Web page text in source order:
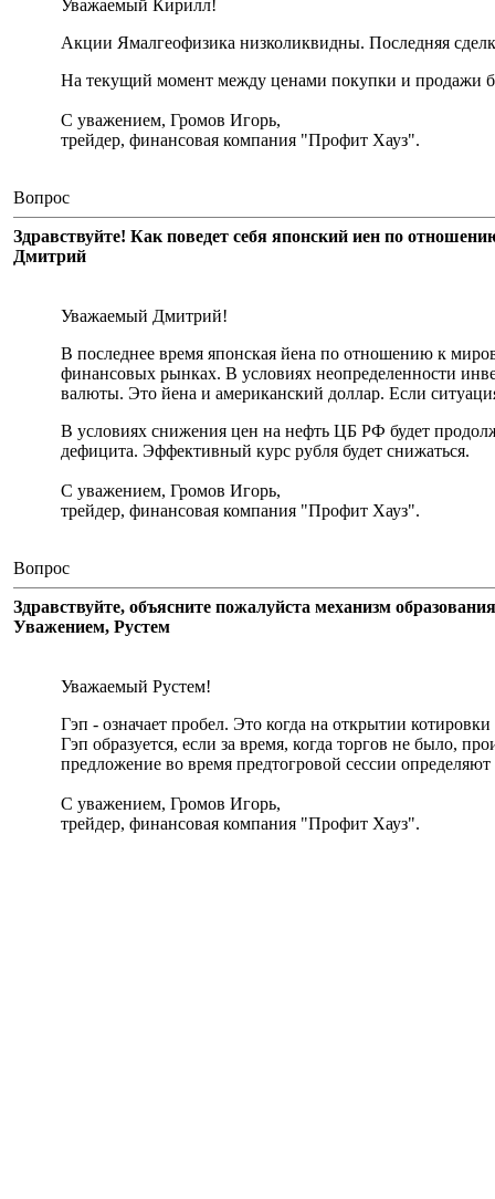
Уважаемый Кирилл!
Акции Ямалгеофизика низколиквидны. Последняя
На текущий момент между ценами покупки и продажи
С уважением, Громов Игорь,
трейдер, финансовая компания "Профит Хауз".
Вопрос
Здравствуйте! Как поведет себя японский иен по
Дмитрий
Уважаемый Дмитрий!
В последнее время японская йена по отношению к
финансовых рынках. В условиях неопределенности
валюты. Это йена и американский доллар. Если
В условиях снижения цен на нефть ЦБ РФ будет
дефицита. Эффективный курс рубля будет снижаться.
С уважением, Громов Игорь,
трейдер, финансовая компания "Профит Хауз".
Вопрос
Здравствуйте, объясните пожалуйста механизм
Уважением, Рустем
Уважаемый Рустем!
Гэп - означает пробел. Это когда на открытии
Гэп образуется, если за время, когда торгов не было,
предложение во время предтогровой сессии определяют
С уважением, Громов Игорь,
трейдер, финансовая компания "Профит Хауз".